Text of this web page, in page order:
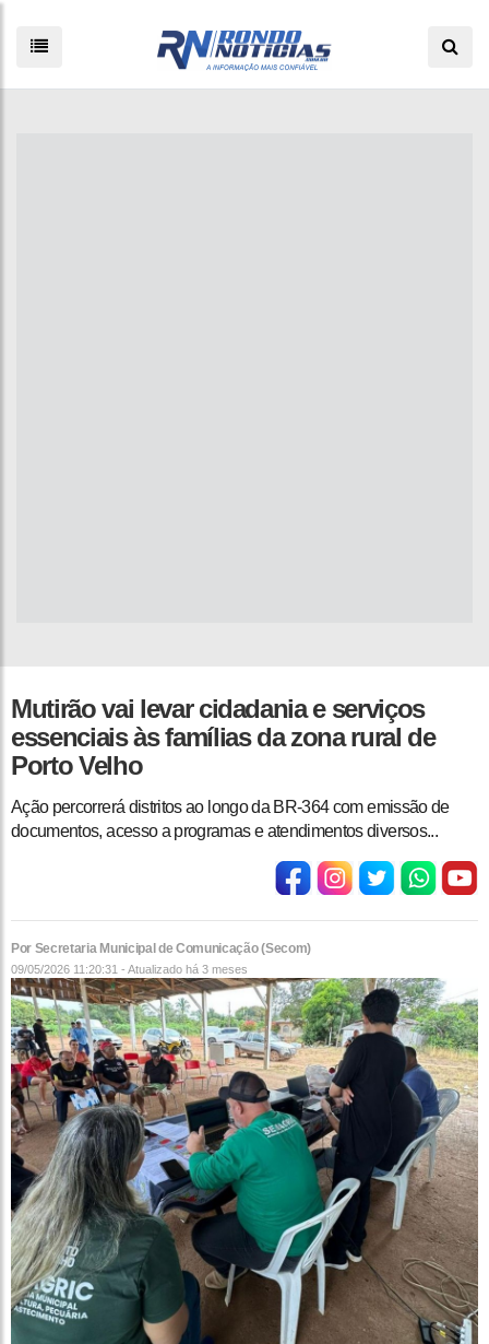
Mutirão vai levar cidadania e serviços
essenciais às famílias da zona rural de
Porto Velho
Ação percorrerá distritos ao longo da BR-364 com emissão de
documentos, acesso a programas e atendimentos diversos ...
Por Secretaria Municipal de Comunicação (Secom)
09/05/2026 11:20:31 - Atualizado há 3 meses